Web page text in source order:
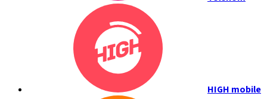
HIGH mobile